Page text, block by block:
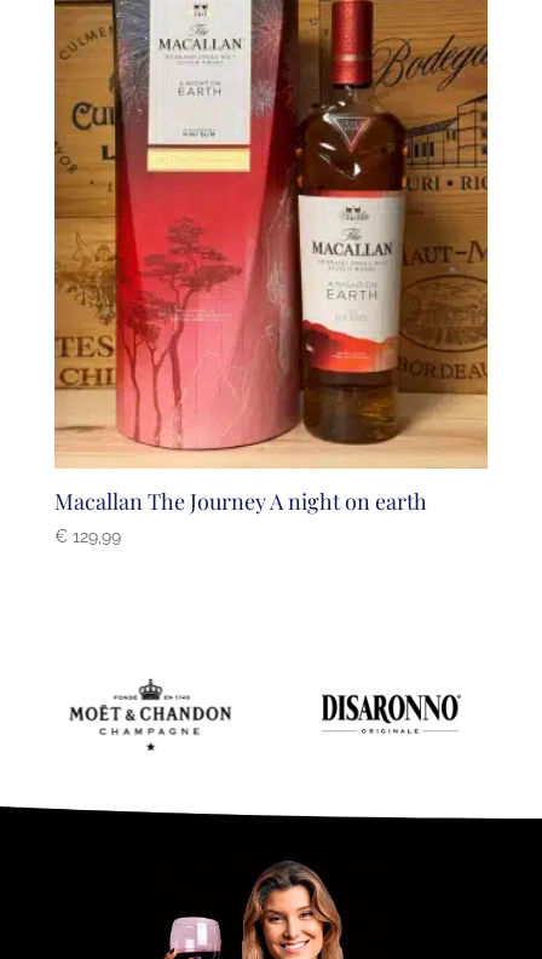
Macallan The Journey A night on earth
€129,99